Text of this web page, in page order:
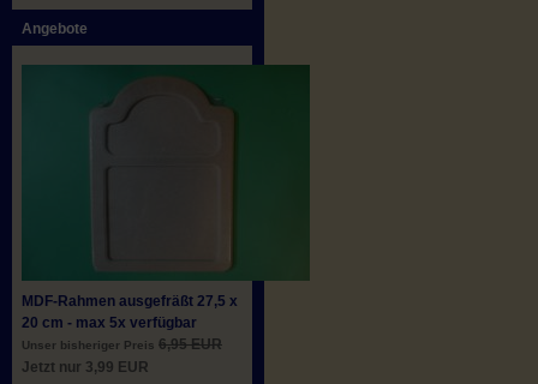
Angebote
MDF-Rahmen ausgefräßt 27,5 x
20 cm - max 5x verfügbar
Unser bisheriger Preis 6,95 EUR
Jetzt nur 3,99 EUR